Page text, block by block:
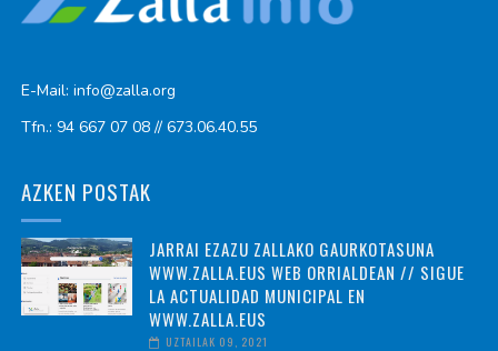
E-Mail: info@zalla.org
Tfn.: 94 667 07 08 // 673.06.40.55
AZKEN POSTAK
JARRAI EZAZU ZALLAKO GAURKOTASUNA
WWW.ZALLA.EUS WEB ORRIALDEAN // SIGUE
LA ACTUALIDAD MUNICIPAL EN
WWW.ZALLA.EUS
UZTAILAK 09, 2021